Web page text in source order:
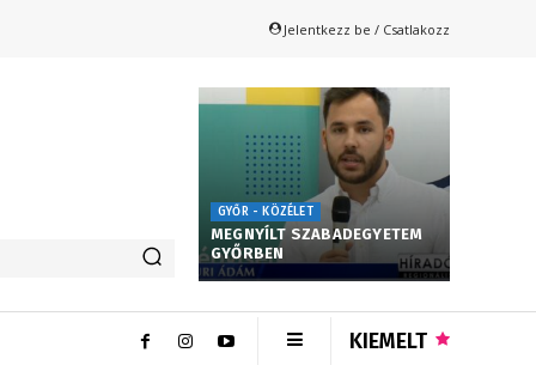
Jelentkezz be / Csatlakozz
GYŐR - KÖZÉLET
MEGNYÍLT SZABADEGYETEM
GYŐRBEN
KIEMELT